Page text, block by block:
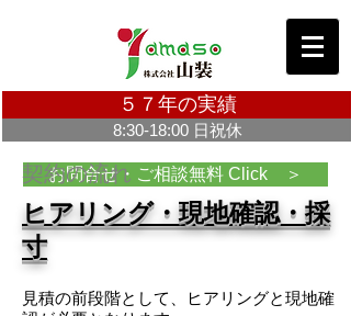
５７年の実績
8:30-18:00 日祝休
お問合せ・ご相談無料 Click ＞
契約の流れ
​​ヒアリング・現地確認・採
寸
見積の前段階として、ヒアリングと現地確